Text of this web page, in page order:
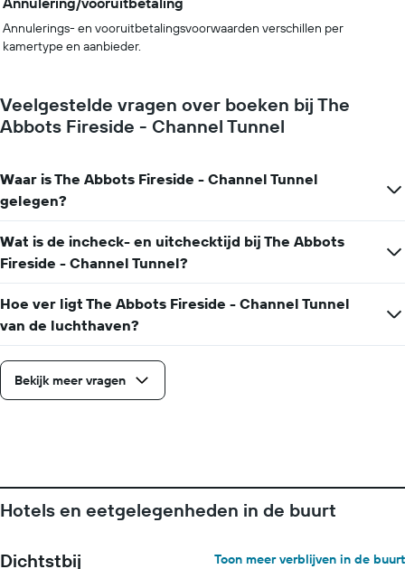
Annulerings- en vooruitbetalingsvoorwaarden verschillen per
kamertype en aanbieder.
Veelgestelde vragen over boeken bij The
Abbots Fireside - Channel Tunnel
Waar is The Abbots Fireside - Channel Tunnel
gelegen?
Wat is de incheck- en uitchecktijd bij The Abbots
Fireside - Channel Tunnel?
Hoe ver ligt The Abbots Fireside - Channel Tunnel
van de luchthaven?
Bekijk meer vragen
Hotels en eetgelegenheden in de buurt
Dichtstbij Toon meer verblijven in de buurt